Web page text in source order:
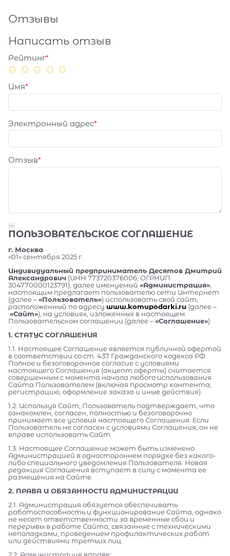
Отзывы
Написать отзыв
Рейтинг
Имя
Электронный адрес
Отзыв
ПОЛЬЗОВАТЕЛЬСКОЕ СОГЛАШЕНИЕ
г. Москва
«01» сентября 2025 г.
Индивидуальный предприниматель Десятов Дмитрий
Александрович (ИНН 773720376006, ОГРНИП
304770000123791), далее именуемый «Администрация»
настоящим предлагает пользователю сети Интернет
(далее –«Пользователь») использовать свой сайт,
расположенный по адресу www.komupodarki.ru (далее –
«Сайт»), на условиях, изложенных в настоящем
Пользовательском соглашении (далее –«Соглашение»).
1. СТАТУС СОГЛАШЕНИЯ
1.1. Настоящее Соглашение является публичной офертой
в соответствии со ст. 437 Гражданского кодекса РФ.
Полное и безоговорочное согласие с условиями
настоящего Соглашения (акцепт оферты) считается
совершенным с момента начала любого использования
Сайта Пользователем (включая просмотр контента,
регистрацию, оформление заказа и иные действия).
1.2. Используя Сайт, Пользователь подтверждает, что
ознакомлен, согласен, полностью и безоговорочно
принимает все условия настоящего Соглашения. Если
Пользователь не согласен с условиями Соглашения, он не
вправе использовать Сайт.
1.3. Настоящее Соглашение может быть изменено
Администрацией в одностороннем порядке без какого-
либо специального уведомления Пользователя. Новая
редакция Соглашения вступает в силу с момента ее
размещения на Сайте.
2. ПРАВА И ОБЯЗАННОСТИ АДМИНИСТРАЦИИ
2.1. Администрация обязуется обеспечивать
работоспособность и функционирование Сайта, однако
не несет ответственности за временные сбои и
перерывы в работе Сайта, связанные с техническими
неполадками, проведением профилактических работ
или действиями третьих лиц.